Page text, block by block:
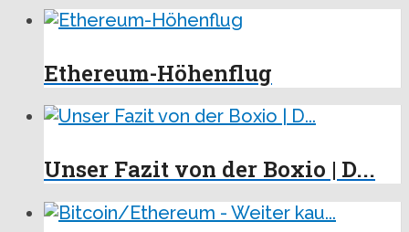
Ethereum-Höhenflug
Unser Fazit von der Boxio | D...